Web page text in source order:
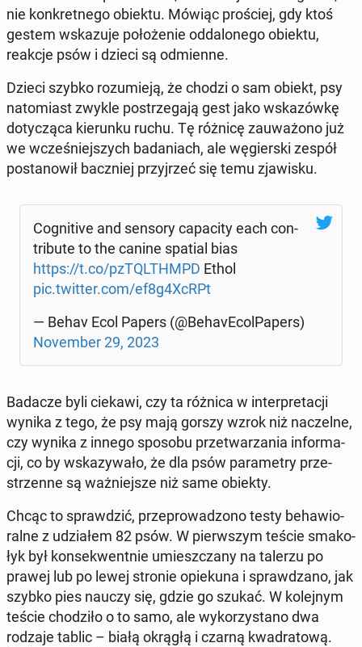
nie kon­kret­ne­go obiektu. Mówiąc pro­ściej, gdy ktoś
gestem wska­zu­je po­ło­że­nie od­da­lo­ne­go obiektu,
reakcje psów i dzieci są od­mien­ne.
Dzieci szybko ro­zu­mie­ją, że chodzi o sam obiekt, psy
na­to­miast zwykle po­strze­ga­ją gest jako wska­zów­kę
do­ty­czą­ca kie­run­ku ruchu. Tę różnicę za­uwa­żo­no już
we wcze­śniej­szych ba­da­niach, ale wę­gier­ski zespół
po­sta­no­wił bacz­niej przyj­rzeć się temu zja­wi­sku.
Co­gni­ti­ve and sensory ca­pa­ci­ty each con­
tri­bu­te to the canine spatial bias
https://t.co/pzTQL­THMPD Ethol
pic.twitter.com/ef8g4XcRPt
— Behav Ecol Papers (@Be­ha­vE­col­Pa­pers)
No­vem­ber 29, 2023
Badacze byli ciekawi, czy ta różnica w in­ter­pre­ta­cji
wynika z tego, że psy mają gorszy wzrok niż na­czel­ne,
czy wynika z innego sposobu prze­twa­rza­nia in­for­ma­
cji, co by wska­zy­wa­ło, że dla psów pa­ra­me­try prze­
strzen­ne są waż­niej­sze niż same obiekty.
Chcąc to spraw­dzić, prze­pro­wa­dzo­no testy be­ha­wio­
ral­ne z udzia­łem 82 psów. W pierw­szym teście sma­ko­
łyk był kon­se­kwent­nie umiesz­cza­ny na talerzu po
prawej lub po lewej stronie opie­ku­na i spraw­dza­no, jak
szybko pies nauczy się, gdzie go szukać. W ko­lej­nym
teście cho­dzi­ło o to samo, ale wy­ko­rzy­sta­no dwa
rodzaje tablic – białą okrągłą i czarną kwa­dra­to­wą.